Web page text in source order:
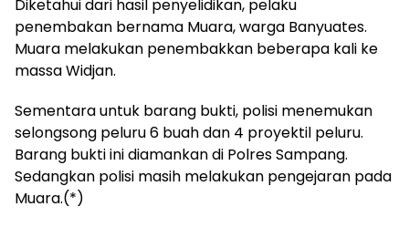
Diketahui dari hasil penyelidikan, pelaku
penembakan bernama Muara, warga Banyuates.
Muara melakukan penembakkan beberapa kali ke
massa Widjan.
Sementara untuk barang bukti, polisi menemukan
selongsong peluru 6 buah dan 4 proyektil peluru.
Barang bukti ini diamankan di Polres Sampang.
Sedangkan polisi masih melakukan pengejaran pada
Muara.(*)